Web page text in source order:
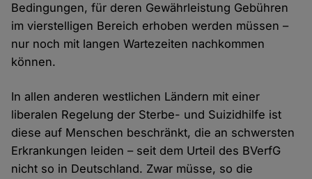
Bedingungen, für deren Gewährleistung Gebühren
im vierstelligen Bereich erhoben werden müssen –
nur noch mit langen Wartezeiten nachkommen
können.
In allen anderen westlichen Ländern mit einer
liberalen Regelung der Sterbe- und Suizidhilfe ist
diese auf Menschen beschränkt, die an schwersten
Erkrankungen leiden – seit dem Urteil des BVerfG
nicht so in Deutschland. Zwar müsse, so die